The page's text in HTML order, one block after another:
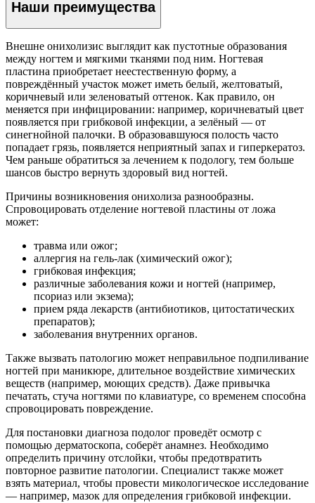
Наши преимущества
Внешне онихолизис выглядит как пустотные образования
между ногтем и мягкими тканями под ним. Ногтевая
пластина приобретает неестественную форму, а
повреждённый участок может иметь белый, желтоватый,
коричневый или зеленоватый оттенок. Как правило, он
меняется при инфицировании: например, коричневатый цвет
появляется при грибковой инфекции, а зелёный — от
синегнойной палочки. В образовавшуюся полость часто
попадает грязь, появляется неприятный запах и гиперкератоз.
Чем раньше обратиться за лечением к подологу, тем больше
шансов быстро вернуть здоровый вид ногтей.
Причины возникновения онихолиза разнообразны.
Спровоцировать отделение ногтевой пластины от ложа
может:
травма или ожог;
аллергия на гель-лак (химический ожог);
грибковая инфекция;
различные заболевания кожи и ногтей (например,
псориаз или экзема);
прием ряда лекарств (антибиотиков, цитостатических
препаратов);
заболевания внутренних органов.
Также вызвать патологию может неправильное подпиливание
ногтей при маникюре, длительное воздействие химических
веществ (например, моющих средств). Даже привычка
печатать, стуча ногтями по клавиатуре, со временем способна
спровоцировать повреждение.
Для постановки диагноза подолог проведёт осмотр с
помощью дерматоскопа, соберёт анамнез. Необходимо
определить причину отслойки, чтобы предотвратить
повторное развитие патологии. Специалист также может
взять материал, чтобы провести микологическое исследование
— например, мазок для определения грибковой инфекции.